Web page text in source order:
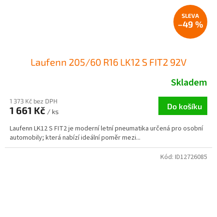
–49 %
Laufenn 205/60 R16 LK12 S FIT2 92V
Skladem
1 373 Kč bez DPH
1 661 Kč / ks
Do košíku
Laufenn LK12 S FIT2 je moderní letní pneumatika určená pro osobní
automobily; která nabízí ideální poměr mezi...
Kód: ID12726085